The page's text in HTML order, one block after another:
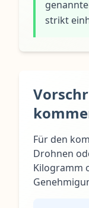
strikt
Für den
Drohnen
Kilogramm